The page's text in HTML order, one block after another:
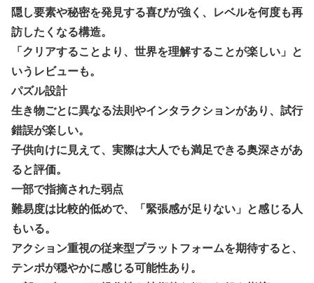
【ガンダムＷ】あのメンツのなかでは比較的常識のあるほう
なのがデュオだよね
【デレマス】 凛「なにこれ、蒼穹のファフナー？」モバ
P「資料だから見といてくれ」
ガキ「世界を救います」←飽きた。おっさんにしろ
ラブライブ！の犬、だいたい老犬
【朗報】AKB48 ロッテとコラボ決定！！
【ウマ娘】コミケで配布予定だった非公式グッズ「オグリキ
ャップタマモクロスアクリル定規」意外(?)な落とし穴によ
り配布を撤回することに…
【にじさんじ】石神がミームを堪能しとる
16ビートじゃなくて8ビートのウラ(アップビート)を意識す
る意味なのでは？」
隠し要素や秘密を発見する喜びが強く、レベルを何度も再
訪したくなる構造。
「クリアすることより、世界を理解することが楽しい」と
いうレビューも。
パズル設計
生き物ごとに異なる法則やインタラクションがあり、試行
錯誤が楽しい。
子供向けに見えて、実際は大人でも満足できる奥深さがあ
ると評価。
一部で指摘された弱点
難易度は比較的低めで、「緊張感が足りない」と感じる人
もいる。
アクション重視の従来型プラットフォームを期待すると、
テンポが穏やかに感じる可能性あり。